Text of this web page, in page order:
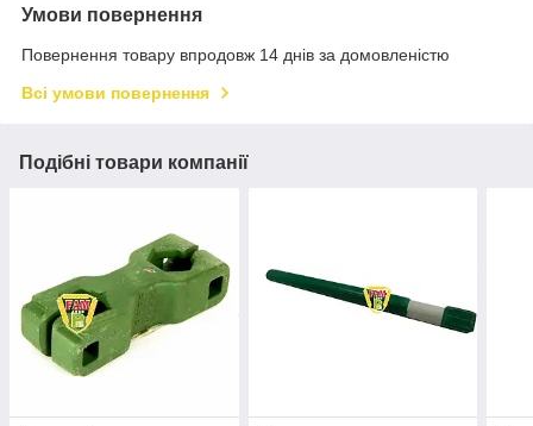
Умови повернення
Повернення товару впродовж 14 днів за домовленістю
Всі умови повернення
Подібні товари компанії